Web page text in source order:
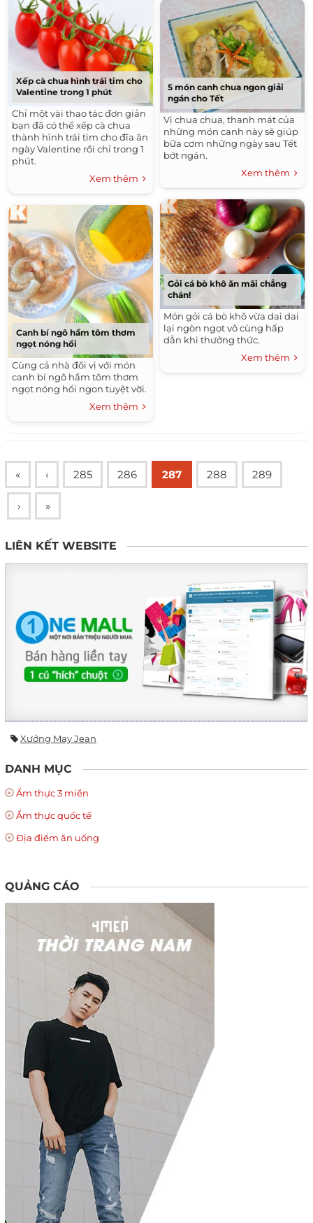
Xếp cà chua hình trái tim cho
Valentine trong 1 phút
Chỉ một vài thao tác đơn giản
bạn đã có thể xếp cà chua
thành hình trái tim cho đĩa ăn
ngày Valentine rồi chỉ trong 1
phút.
Xem thêm
Canh bí ngô hầm tôm thơm
ngọt nóng hổi
Cùng cả nhà đổi vị với món
canh bí ngô hầm tôm thơm
ngọt nóng hổi ngon tuyệt vời.
Xem thêm
5 món canh chua ngon giải
ngán cho Tết
Vị chua chua, thanh mát của
những món canh này sẽ giúp
bữa cơm những ngày sau Tết
bớt ngán.
Xem thêm
Gỏi cá bò khô ăn mãi chẳng
chán!
Món gỏi cá bò khô vừa dai dai
lại ngòn ngọt vô cùng hấp
dẫn khi thưởng thức.
Xem thêm
« ‹ 285 286 287 288 289
› »
LIÊN KẾT WEBSITE
Xưởng May Jean
DANH MỤC
Ẩm thực 3 miền
Ẩm thực quốc tế
Địa điểm ăn uống
QUẢNG CÁO